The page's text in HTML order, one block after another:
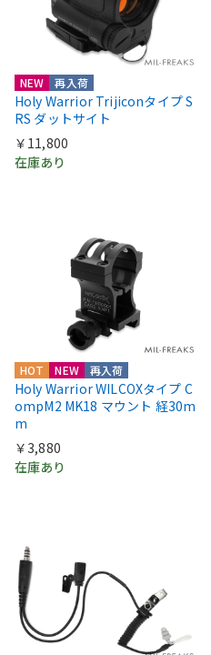
NEW 再入荷
Holy Warrior Trijiconタイプ S
RS ダットサイト
￥11,800
在庫あり
HOT NEW 再入荷
Holy Warrior WILCOXタイプ C
ompM2 MK18 マウント 経30m
m
￥3,880
在庫あり